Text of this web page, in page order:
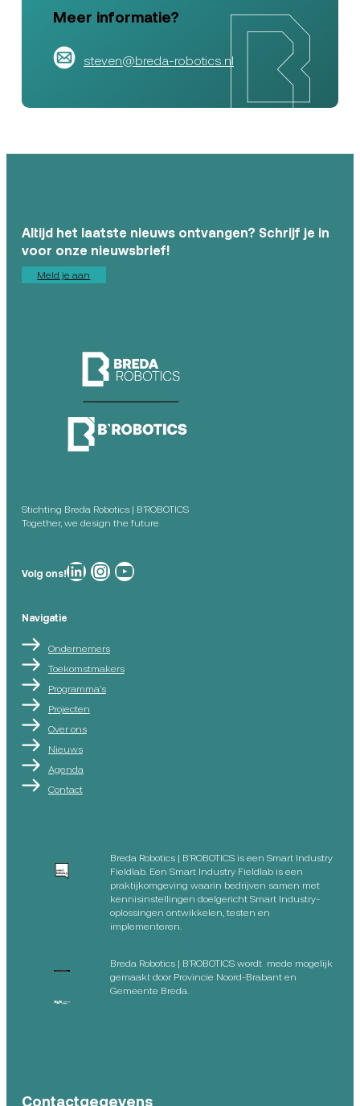
Meer informatie?
steven@breda-robotics.nl
Altijd het laatste nieuws ontvangen? Schrijf je in
voor onze nieuwsbrief!
Meld je aan
Stichting Breda Robotics | B’ROBOTICS
Together, we design the future
Volg ons!Breda Robotics op Breda Robotics op Instagram
Breda Robotics op
Navigatie
Ondernemers
Toekomstmakers
Programma’s
Projecten
Over ons
Nieuws
Agenda
Contact
Breda Robotics | B’ROBOTICS is een Smart Industry
Fieldlab. Een Smart Industry Fieldlab is een
praktijkomgeving waarin bedrijven samen met
kennisinstellingen doelgericht Smart Industry-
oplossingen ontwikkelen, testen en
implementeren.
Breda Robotics | B’ROBOTICS wordt mede mogelijk
gemaakt door Provincie Noord-Brabant en
Gemeente Breda.
Contactgegevens